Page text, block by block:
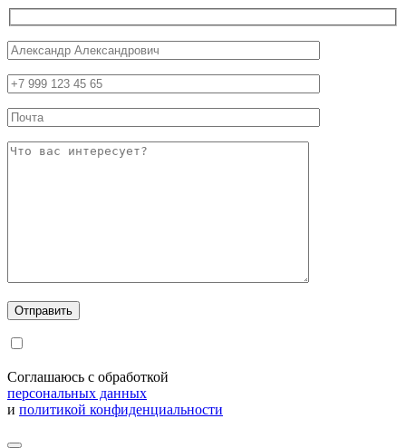
Соглашаюсь с обработкой
персональных данных
и политикой конфиденциальности